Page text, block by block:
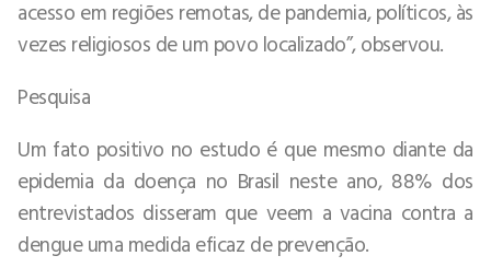
acesso em regiões remotas, de pandemia, políticos, às
vezes religiosos de um povo localizado”, observou.
Pesquisa
Um fato positivo no estudo é que mesmo diante da
epidemia da doença no Brasil neste ano, 88% dos
entrevistados disseram que veem a vacina contra a
dengue uma medida eficaz de prevenção.